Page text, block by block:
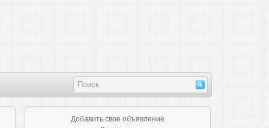
Добавить свое объявление